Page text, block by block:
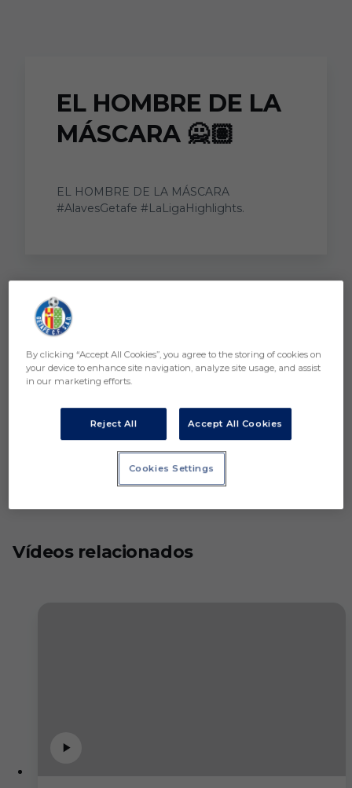
EL HOMBRE DE LA
MÁSCARA 🙅🏽
EL HOMBRE DE LA MÁSCARA
#AlavesGetafe #LaLigaHighlights.
Vídeos relacionados
By clicking “Accept All Cookies”, you agree to the storing of cookies on
your device to enhance site navigation, analyze site usage, and assist
in our marketing efforts.
Reject All Accept All Cookies
Cookies Settings